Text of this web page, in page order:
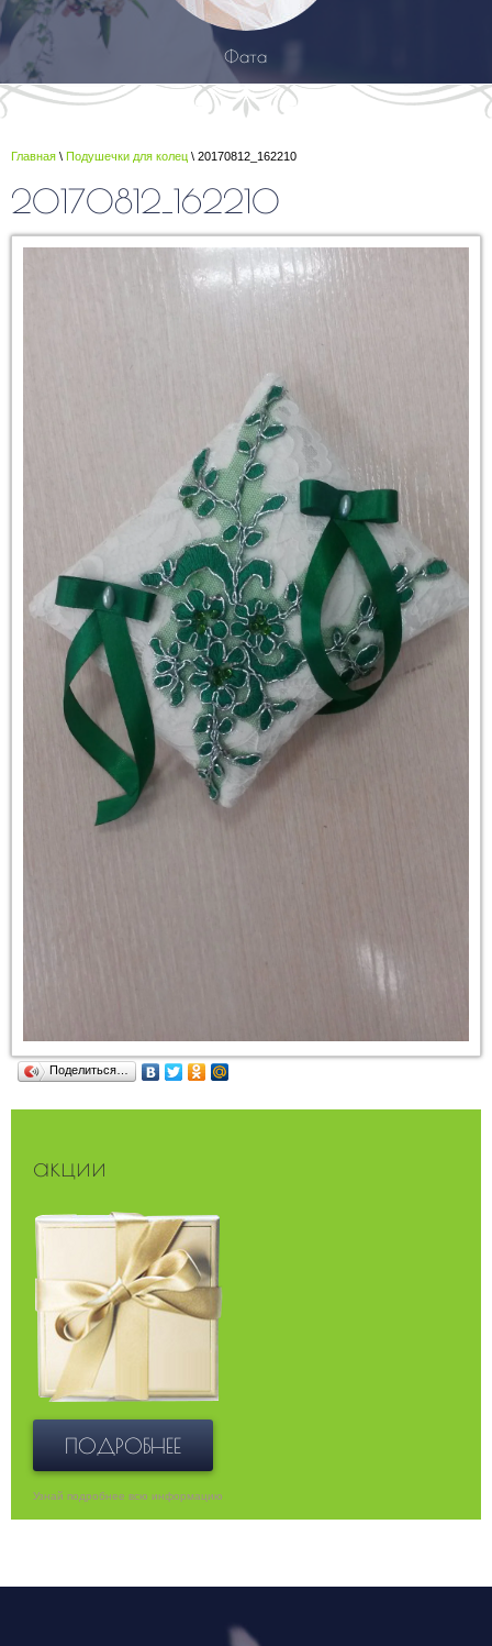
Фата
Главная \ Подушечки для колец \ 20170812_162210
20170812_162210
Поделиться…
акции
ПОДРОБНЕЕ
Узнай подробнее всю информацию